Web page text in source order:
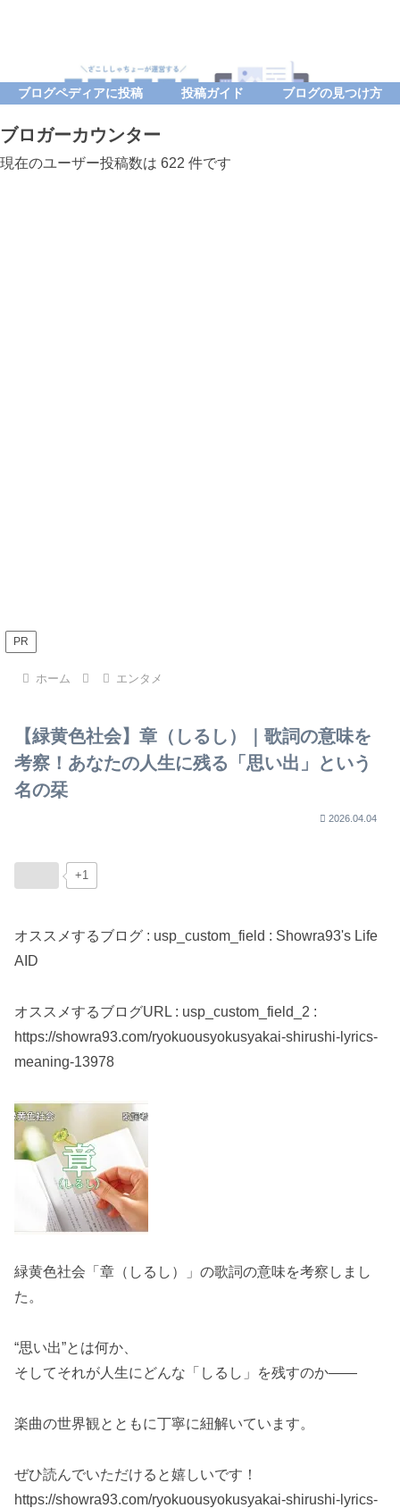
ブログペディアに投稿 投稿ガイド ブログの見つけ方
ブロガーカウンター
現在のユーザー投稿数は 622 件です
PR
ホーム エンタメ
【緑黄色社会】章（しるし）｜歌詞の意味を
考察！あなたの人生に残る「思い出」という
名の栞
2026.04.04
+1
オススメするブログ : usp_custom_field : Showra93's Life
AID
オススメするブログURL : usp_custom_field_2 :
https://showra93.com/ryokuousyokusyakai-shirushi-lyrics-
meaning-13978
緑黄色社会「章（しるし）」の歌詞の意味を考察しまし
た。
“思い出”とは何か、
そしてそれが人生にどんな「しるし」を残すのか――
楽曲の世界観とともに丁寧に紐解いています。
ぜひ読んでいただけると嬉しいです！
https://showra93.com/ryokuousyokusyakai-shirushi-lyrics-